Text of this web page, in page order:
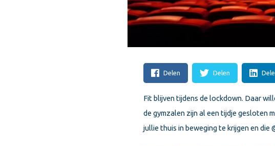
Delen Delen
Fit blijven tijdens de lockdown. Daar
de gymzalen zijn al een tijdje gesloten
jullie thuis in beweging te krijgen en die